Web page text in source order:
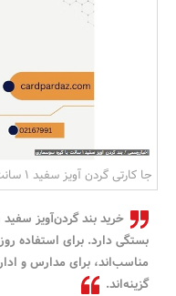
جا کارتی گردن آویز سفید ۱ سانت
گزینه‌اند.